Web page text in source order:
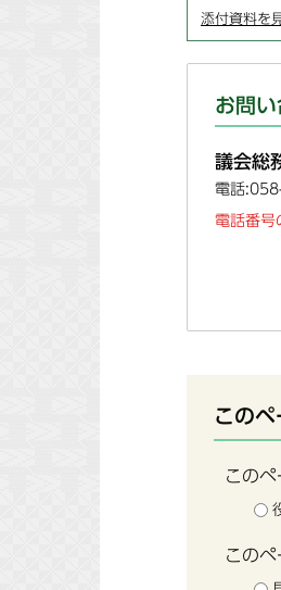
添付資料を
お問
議会総
電話
電話番号
この
この
この